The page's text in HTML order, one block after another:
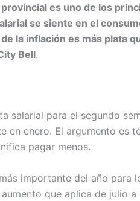
es uno de los
se siente en el
la inflación es más plata
Bell.
salarial para el segundo
en enero. El argumento es
pagar menos.
importante del año para
que aplica de julio